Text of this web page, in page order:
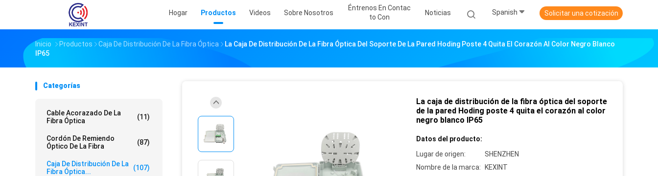
Hogar Productos Videos Sobre Nosotros
Éntrenos En Contac
To Con
Noticias Spanish Solicitar una cotización
Inicio Productos Caja De Distribución De La Fibra Óptica
La Caja De Distribución De La Fibra Óptica Del Soporte De La Pared Hoding Poste 4 Quita El Corazón Al Color Negro Blanco
IP65
Categorías
Cable Acorazado De La
Fibra Óptica
(11)
Cordón De Remiendo
Óptico De La Fibra
(87)
Caja De Distribución De La
Fibra Óptica...
(107)
La caja de distribución de la fibra óptica del soporte
de la pared Hoding poste 4 quita el corazón al color
negro blanco IP65
Datos del producto:
Lugar de origen:
SHENZHEN
Nombre de la marca:
KEXINT